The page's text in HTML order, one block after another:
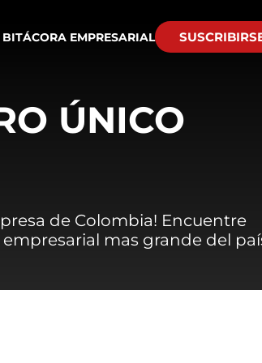
BITÁCORA EMPRESARIAL
ÚNICO
de Colombia! Encuentre
mas grande del